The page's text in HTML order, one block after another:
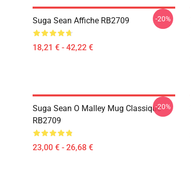
Suga Sean Affiche RB2709
18,21 € - 42,22 €
-20%
Suga Sean O Malley Mug Classique
RB2709
23,00 € - 26,68 €
-20%